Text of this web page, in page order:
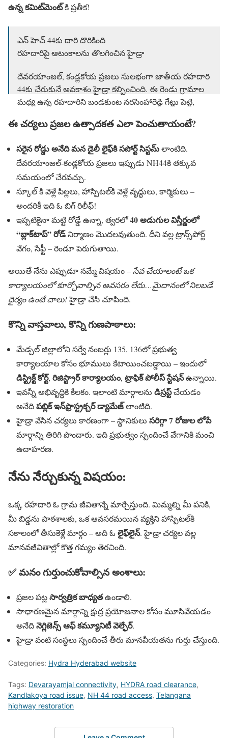
ఉన్న కమిట్‌మెంట్కి ప్రతీక!
ఎన్ హెచ్‌ 44కు దారి దొరికింది
ర‌హ‌దారిపై ఆటంకాల‌ను తొల‌గించిన హైడ్రా
దేవ‌ర‌యాంజ‌ల్‌, కండ్ల‌కోయ ప్ర‌జ‌లు సుల‌భంగా జాతీయ ర‌హ‌దారి
44కు చేరుకునే అవ‌కాశం హైడ్రా క‌ల్పించింది. ఈ రెండు గ్రామాల
మ‌ధ్య ఉన్న ర‌హ‌దారిని బండ‌కుంట న‌ర‌సింహారెడ్డి గేట్లు పెట్టి,
ఈ చర్యలు ప్రజల ఉత్పాదకత ఎలా పెంచుతాయంటే?
సరైన రోడ్డు అనేది మన డైలీ లైఫ్‌కి సపోర్ట్ సిస్టమ్లాంటిది.
దేవరయాంజల్-కండ్లకోయ ప్రజలు ఇప్పుడు NH44కి తక్కువ
సమయంలో చేరవచ్చు.
స్కూల్ కి వెళ్లే పిల్లలు, హాస్పిటల్‌కి వెళ్లే వృద్ధులు, కార్మికులు –
అందరికీ ఇది ఓ బిగ్ రిలీఫ్!
ఇప్పటికైనా మట్టి రోడ్డే ఉన్నా, త్వరలో40 అడుగుల విస్తీర్ణంలో
“బ్లాక్‌టాప్” రోడ్నిర్మాణం మొదలవుతుంది. దీని వల్ల ట్రాన్స్‌పోర్ట్
వేగం, సేఫ్టీ – రెండూ పెరుగుతాయి.
అయితే నేను ఎప్పుడూ నమ్మే విషయం – సేవ చేయాలంటే ఒక
కార్యాలయంలో కూర్చోవాల్సిన అవసరం లేదు…మైదానంలో నిలబడే
ధైర్యం ఉంటే చాలు!హైడ్రా చేసి చూపింది.
కొన్ని వాస్తవాలు, కొన్ని గుణపాఠాలు:
మేడ్చల్ జిల్లాలోని సర్వే నంబర్లు 135, 136లో ప్రభుత్వ
కార్యాలయాల కోసం భూములు కేటాయించబడ్డాయి – ఇందులో
డిస్ట్రిక్ట్ కోర్ట్, రిజిస్ట్రార్ కార్యాలయం, ట్రాఫిక్ పోలీస్ స్టేషన్ఉన్నాయి.
ఇవన్నీ అభివృద్ధికి కీలకం. ఇలాంటి మార్గాలను డిస్రప్ట్చేయడం
అనేదిపబ్లిక్ ఇన్‌ఫ్రాస్ట్రక్చర్ డ్యామేజ్లాంటిది.
హైడ్రా వేసిన చర్యలు కారణంగా – స్థానికులు సరిగ్గా 7 రోజుల లోపే
మార్గాన్ని తిరిగి పొందారు. ఇది ప్రభుత్వం స్పందించే వేగానికి మంచి
ఉదాహరణ.
నేను నేర్చుకున్న విషయం:
ఒక్క రహదారి ఓ గ్రామ జీవితాన్నే మార్చేస్తుంది. మిమ్మల్ని మీ పనికి,
మీ బిడ్డను పాఠశాలకు, ఒక ఆవసరమయిన వ్యక్తిని హాస్పిటల్‌కి
సకాలంలో తీసుకెళ్లే మార్గం – అది ఓలైఫ్‌లైన్. హైడ్రా చర్యల వల్ల
మానవజీవితాల్లో కొత్త గమ్యం తెరచింది.
✅ మనం గుర్తుంచుకోవాల్సిన అంశాలు:
ప్రజల పట్లసార్వత్రిక బాధ్యతఉండాలి.
సాధారణమైన మార్గాన్ని క్షుద్ర ప్రయోజనాల కోసం మూసివేయడం
అనేదినెగ్లిజెన్స్ ఆఫ్ కమ్యూనిటీ వెల్ఫేర్.
హైడ్రా వంటి సంస్థలు స్పందించే తీరు మానవీయతను గుర్తు చేస్తుంది.
Categories: Hydra Hyderabad website
Tags: Devarayamjal connectivity, HYDRA road clearance,
Kandlakoya road issue, NH 44 road access, Telangana
highway restoration